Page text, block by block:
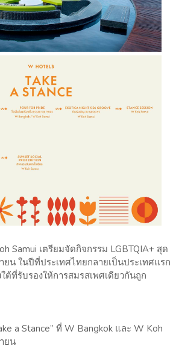
Samui เตรียมจัดกิจกรรม LGBTQIA+ สุด
น ในปีที่ประเทศไทยกลายเป็นประเทศแรก
ต้ที่รับรองให้การสมรสเพศเดียวกันถูก
a Stance” ที่ W Bangkok และ W Koh
ยน